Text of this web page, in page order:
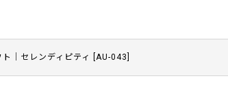
｜セレンディピティ AU-043